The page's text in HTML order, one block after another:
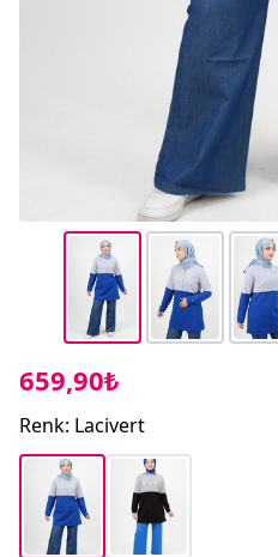
659,90₺
Renk: Lacivert